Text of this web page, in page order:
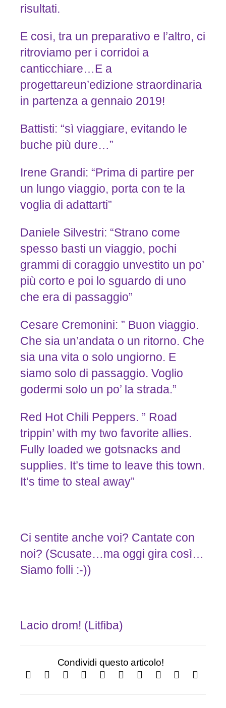
risultati.
E così, tra un preparativo e l’altro, ci
ritroviamo per i corridoi a
canticchiare…E a
progettareun’edizione straordinaria
in partenza a gennaio 2019!
Battisti: “sì viaggiare, evitando le
buche più dure…”
Irene Grandi: “Prima di partire per
un lungo viaggio, porta con te la
voglia di adattarti”
Daniele Silvestri: “Strano come
spesso basti un viaggio, pochi
grammi di coraggio unvestito un po’
più corto e poi lo sguardo di uno
che era di passaggio”
Cesare Cremonini: ” Buon viaggio.
Che sia un’andata o un ritorno. Che
sia una vita o solo ungiorno. E
siamo solo di passaggio. Voglio
godermi solo un po’ la strada.”
Red Hot Chili Peppers. ” Road
trippin’ with my two favorite allies.
Fully loaded we gotsnacks and
supplies. It’s time to leave this town.
It’s time to steal away”
Ci sentite anche voi? Cantate con
noi? (Scusate…ma oggi gira così…
Siamo folli :-))
Lacio drom! (Litfiba)
Condividi questo articolo!